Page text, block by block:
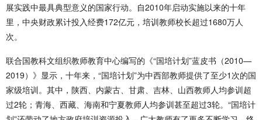
展实践中最具典型意义的国家行动。自2010年启动实施以来的十年
里，中央财政累计投入经费172亿元，培训教师校长超过1680万人
次。
联合国教科文组织教师教育中心编写的《“国培计划”蓝皮书（2010—
2019）》显示，十年来，“国培计划”为中西部教师提供了至少1次的国
家级培训。其中，陕西、内蒙古、甘肃、吉林、山西教师人均参训超
过2轮；青海、西藏、海南和宁夏教师人均参训甚至超过3轮。“国培计